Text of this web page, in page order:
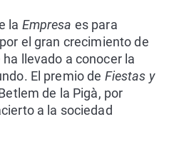
la Empresa es para
el gran crecimiento de
llevado a conocer la
El premio de Fiestas y
de la Pigà, por
a la sociedad